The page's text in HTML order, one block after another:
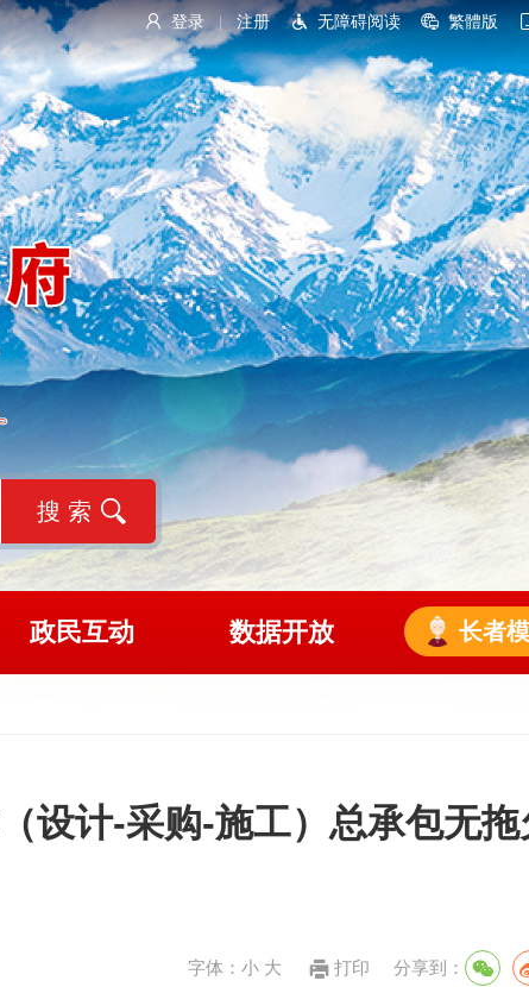
登录 注册 无障碍阅读 繁體版
政民互动 数据开放 长者
设计-采购-施工）总承包无拖
字体： 小 大 打印 分享到：